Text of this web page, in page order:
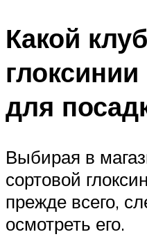
Какой
для
Выбирая в
сортовой
прежде всего,
осмотреть его.